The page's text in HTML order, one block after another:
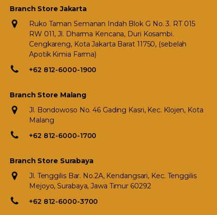
Branch Store Jakarta
Ruko Taman Semanan Indah Blok G No. 3. RT 015
RW 011, Jl. Dharma Kencana, Duri Kosambi.
Cengkareng, Kota Jakarta Barat 11750, (sebelah
Apotik Kimia Farma)
+62 812-6000-1900
Branch Store Malang
Jl. Bondowoso No. 46 Gading Kasri, Kec. Klojen, Kota
Malang
+62 812-6000-1700
Branch Store Surabaya
Jl. Tenggilis Bar. No.2A, Kendangsari, Kec. Tenggilis
Mejoyo, Surabaya, Jawa Timur 60292
+62 812-6000-3700